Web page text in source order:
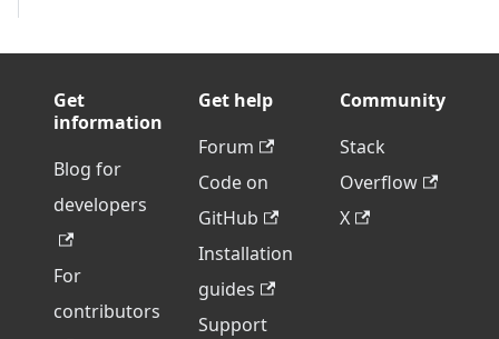
Get
information
Blog for
developers
For
contributors
Get help
Forum
Code on
GitHub
Installation
guides
Support
Community
Stack
Overflow
X